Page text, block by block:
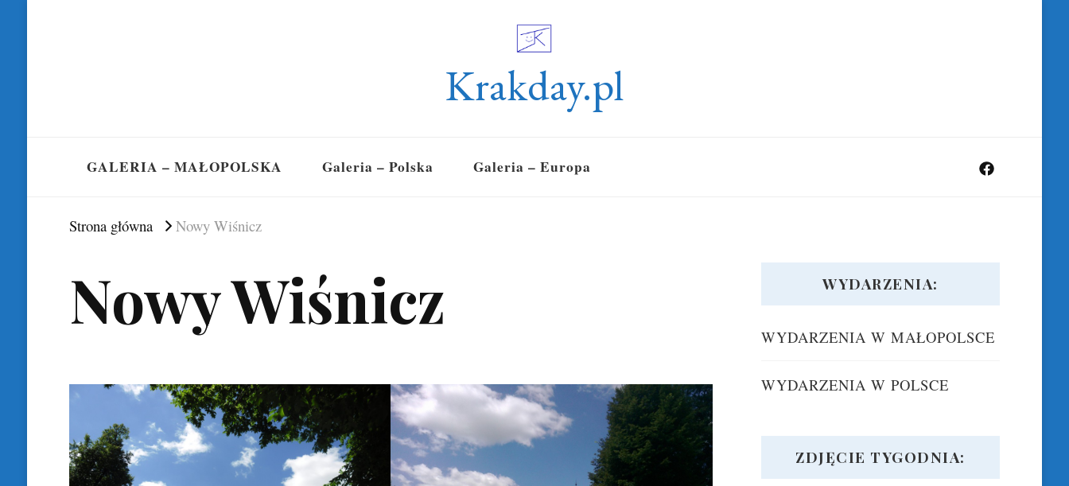
Krakday.pl
GALERIA – MAŁOPOLSKA Galeria – Polska Galeria – Europa
Strona główna Nowy Wiśnicz
Nowy Wiśnicz WYDARZENIA:
WYDARZENIA W MAŁOPOLSCE
WYDARZENIA W POLSCE
ZDJĘCIE TYGODNIA: